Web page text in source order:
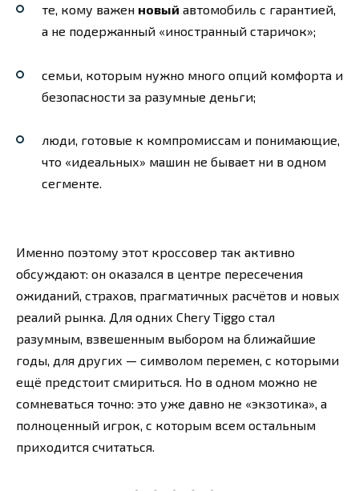
те, кому важен новый автомобиль с гарантией,
а не подержанный «иностранный старичок»;
семьи, которым нужно много опций комфорта и
безопасности за разумные деньги;
люди, готовые к компромиссам и понимающие,
что «идеальных» машин не бывает ни в одном
сегменте.
Именно поэтому этот кроссовер так активно
обсуждают: он оказался в центре пересечения
ожиданий, страхов, прагматичных расчётов и новых
реалий рынка. Для одних Chery Tiggo стал
разумным, взвешенным выбором на ближайшие
годы, для других — символом перемен, с которыми
ещё предстоит смириться. Но в одном можно не
сомневаться точно: это уже давно не «экзотика», а
полноценный игрок, с которым всем остальным
приходится считаться.